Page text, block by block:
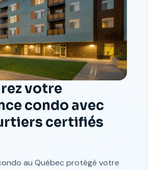
votre
condo avec
certifiés
au Québec protégé votre